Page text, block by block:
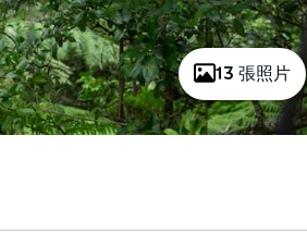
13 張照片